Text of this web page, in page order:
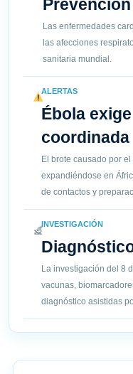
Las enfermedades
las afecciones
sanitaria mundial.
ALERTAS
Ébola
coordinada
El brote causado por
expandiéndose en
de contactos y
INVESTIGACIÓN
La investigación del 8
vacunas,
diagnóstico asistidas